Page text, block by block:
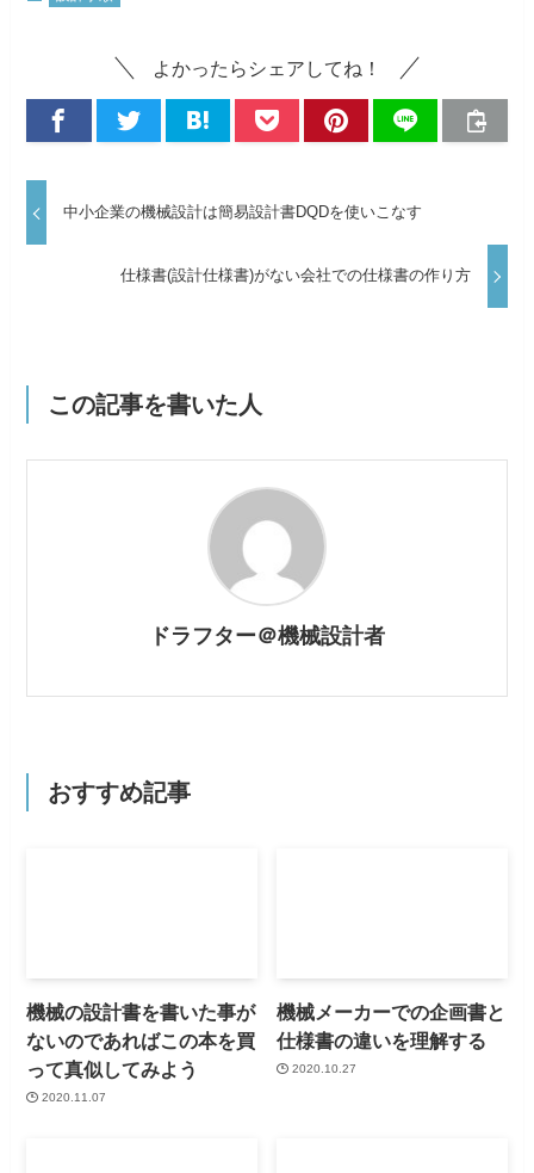
よかったらシェアしてね！
中小企業の機械設計は簡易設計書DQDを使いこなす
仕様書(設計仕様書)がない会社での仕様書の作り方
この記事を書いた人
ドラフター＠機械設計者
おすすめ記事
機械の設計書を書いた事が
ないのであればこの本を買
って真似してみよう
2020.11.07
機械メーカーでの企画書と
仕様書の違いを理解する
2020.10.27